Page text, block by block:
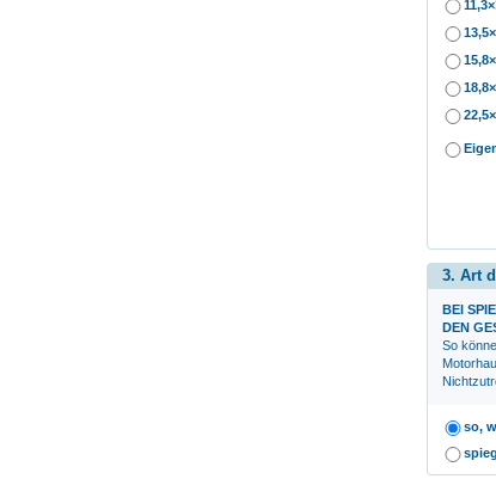
3. Art
BEI
DEN
So
so,